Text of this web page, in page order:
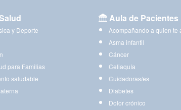
y Deporte
para Familias
saludable
Aula de Pacientes
Acompañando a quien te
Asma infantil
Cáncer
Celiaquía
Cuidadoras/es
Diabetes
Dolor crónico